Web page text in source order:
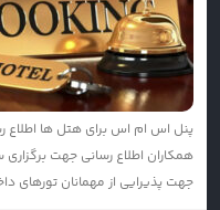
پنل اس ام اس برای هتل ها
همكاران اطلاع رسانی جهت
جهت پذيرايی از مهمانان تورهای